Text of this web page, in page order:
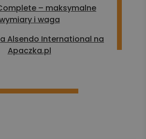
– maksymalne
i waga
Alsendo International na
Apaczka.pl